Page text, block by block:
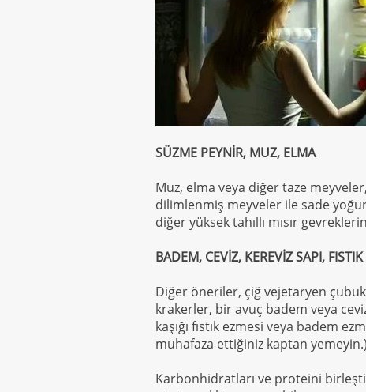
SÜZME PEYNİR, MUZ, ELMA
Muz, elma veya diğer taze
dilimlenmiş meyveler ile sade
diğer yüksek tahıllı mısır
BADEM, CEVİZ, KEREVİZ SAPI,
Diğer öneriler, çiğ vejetaryen
krakerler, bir avuç badem veya
kaşığı fıstık ezmesi veya badem
muhafaza ettiğiniz kaptan yemeyin.)
Karbonhidratları ve proteini